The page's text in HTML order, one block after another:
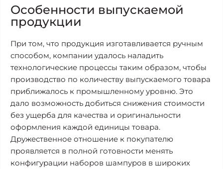
Особенности выпускаемой
продукции
При том, что продукция изготавливается ручным
способом, компании удалось наладить
технологические процессы таким образом, чтобы
производство по количеству выпускаемого товара
приближалось к промышленному уровню. Это
дало возможность добиться снижения стоимости
без ущерба для качества и оригинальности
оформления каждой единицы товара.
Дружественное отношение к покупателю
проявляется в полной готовности менять
конфигурации наборов шампуров в широких